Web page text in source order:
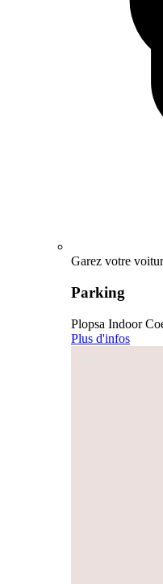
Garez votre
Parking
Plopsa Indoor
Plus d'infos